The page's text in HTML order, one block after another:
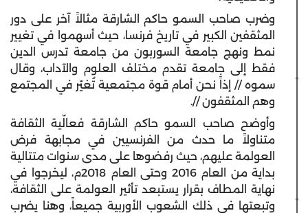
وضرب صاحب السمو حاكم الشارقة مثالاً آخر على دور
المثقفين الكبير في تاريخ فرنسا، حيث أسهموا في تغيير
نمط ونهج جامعة السوربون من جامعة تدرس الدين
فقط إلى جامعة تقدم مختلف العلوم والآداب، وقال
سموه // إذاً نحن أمام قوة مجتمعية تُغيّر في المجتمع
وهم المثقفون //.
وأوضح صاحب السمو حاكم الشارقة فعالّية الثقافة
متناولاً ما حدث من الفرنسيين في مجابهة فرض
العولمة عليهم، حيث رفضوها على مدى سنوات متتالية
بداية من العام 2016 وحتى العام 2018م، ليخرجوا في
نهاية المطاف بقرار يستبعد تأثير العولمة على الثقافة،
وتبعتها في ذلك الشعوب الأوربية جميعاً، وهنا يضرب